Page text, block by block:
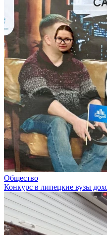
Общество
Конкурс в липецкие вузы